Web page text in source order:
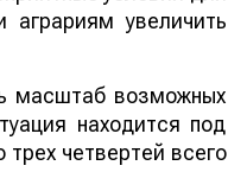
аграриям увеличить
масштаб возможных
находится под
четвертей всего